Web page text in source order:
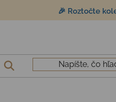
🎉 Roztočte